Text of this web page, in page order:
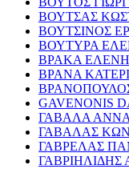
ΒΟΥΤΣΑΣ
ΒΟΥΤΣΙΝΟΣ
ΒΟΥΤΥΡΑ
ΒΡΑΚΑ ΕΛΕΝΗ
ΒΡΑΝΑ
GAVENONIS
ΓΑΒΑΛΑ
ΓΑΒΑΛΑΣ
ΓΑΒΡΕΛΑΣ
ΓΑΒΡΙΗΛΙΔΗΣ